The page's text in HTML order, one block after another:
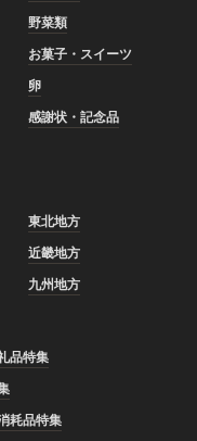
野菜類
お菓子・スイーツ
卵
感謝状・記念品
東北地方
近畿地方
九州地方
品特集
耗品特集